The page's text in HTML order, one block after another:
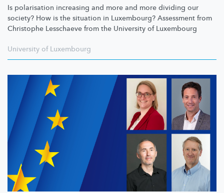
Is polarisation increasing and more and more dividing our
society? How is the situation in Luxembourg? Assessment from
Christophe Lesschaeve from the University of Luxembourg
University of Luxembourg